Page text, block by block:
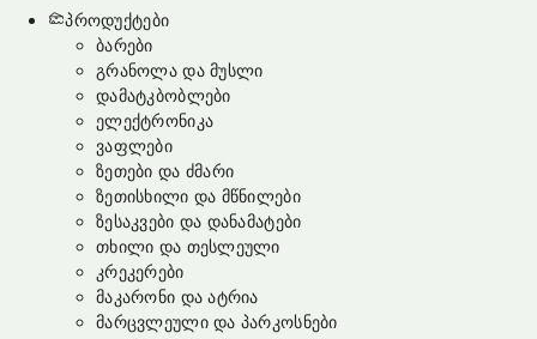
პროდუქტები
ბარები
გრანოლა და მუსლი
დამატკბობლები
ელექტრონიკა
ვაფლები
ზეთები და ძმარი
ზეთისხილი და მწნილები
ზესაკვები და დანამატები
თხილი და თესლეული
კრეკერები
მაკარონი და ატრია
მარცვლეული და პარკოსნები